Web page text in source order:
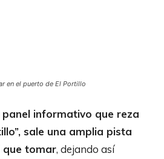
en el puerto de El Portillo
panel informativo que reza
sale una amplia pista
tomar, dejando así